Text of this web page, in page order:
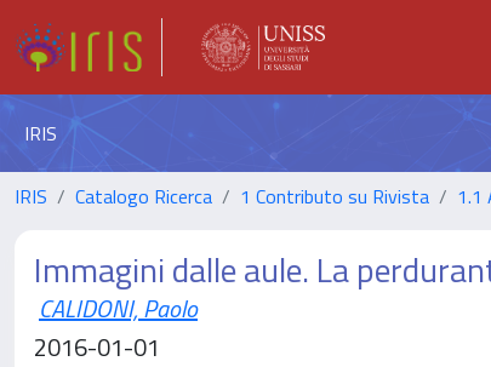
IRIS
IRIS Catalogo Ricerca 1 Contributo su Rivista 1.1
Immagini dalle aule. La
CALIDONI, Paolo
2016-01-01